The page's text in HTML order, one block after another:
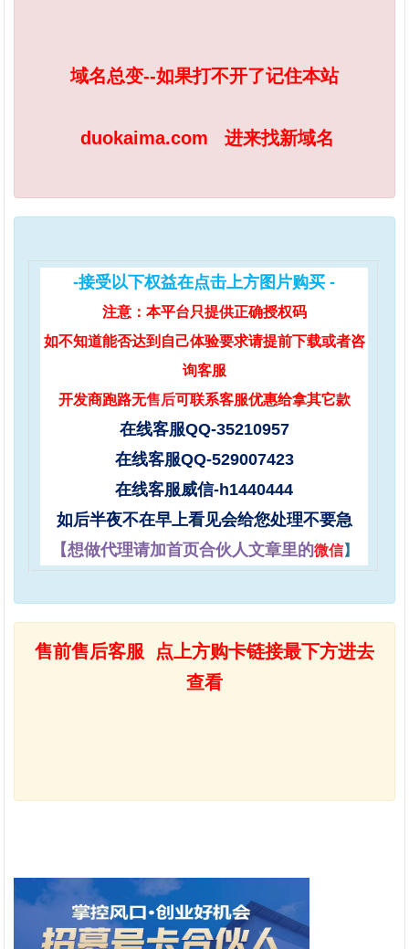
域名总变--如果打不开了记住本站
duokaima.com 进来找新域名
-接受以下权益在点击上方图片购买 -
注意：本平台只提供正确授权码
如不知道能否达到自己体验要求请提前下载或者咨
询客服
开发商跑路无售后可联系客服优惠给拿其它款
在线客服QQ-35210957
在线客服QQ-529007423
在线客服威信-h1440444
如后半夜不在早上看见会给您处理不要急
【想做代理请加首页合伙人文章里的微信】
售前售后客服 点上方购卡链接最下方进去
查看